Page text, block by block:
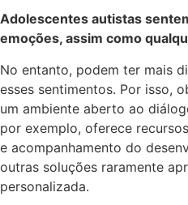
Adolescentes autistas
emoções, assim como
No entanto, podem ter mais
esses sentimentos. Por isso,
um ambiente aberto ao
por exemplo, oferece
e acompanhamento do
outras soluções raramente
personalizada.